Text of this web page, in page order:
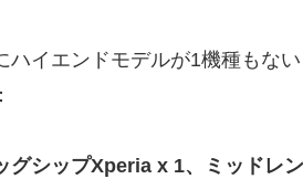
ハイエンドモデルが1機種もな
シップXperia x 1、ミッドレ